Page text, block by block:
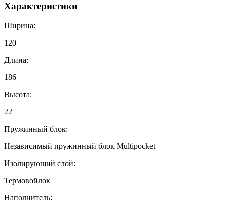
Характеристики
Ширина:
120
Длина:
186
Высота:
22
Пружинный блок:
Независимый пружинный блок Multipocket
Изолирующий слой:
Термовойлок
Наполнитель: